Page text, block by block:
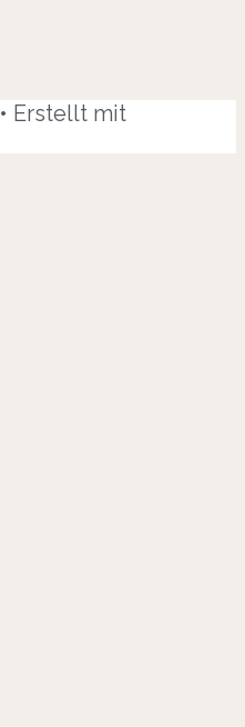
• Erstellt mit